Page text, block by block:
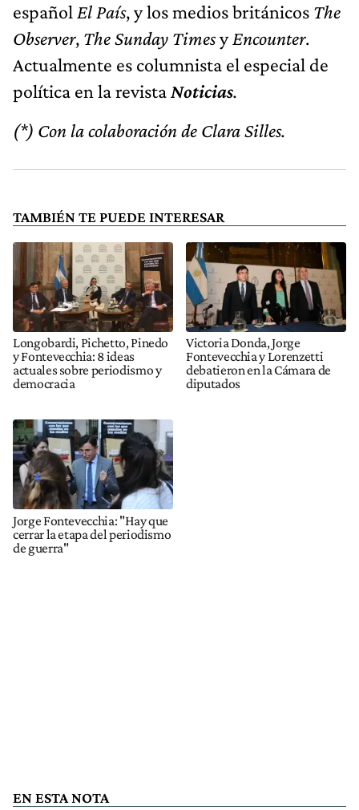
español El País, y los medios británicos The
Observer, The Sunday TimesyEncounter.
Actualmente es columnista el especial de
política en la revistaNoticias.
(*) Con la colaboración de Clara Silles.
TAMBIÉN TE PUEDE INTERESAR
Longobardi, Pichetto, Pinedo
y Fontevecchia: 8 ideas
actuales sobre periodismo y
democracia
Victoria Donda, Jorge
Fontevecchia y Lorenzetti
debatieron en la Cámara de
diputados
Jorge Fontevecchia: "Hay que
cerrar la etapa del periodismo
de guerra"
EN ESTA NOTA